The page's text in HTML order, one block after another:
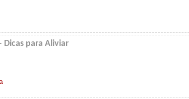
Dicas para Aliviar